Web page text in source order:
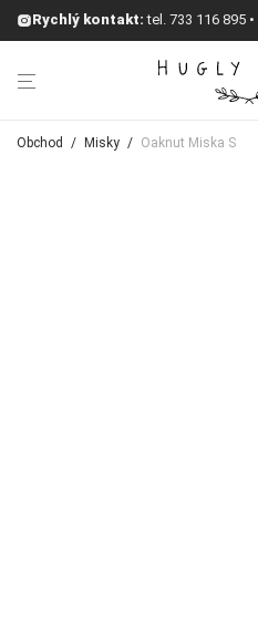
Rychlý kontakt: tel. 733 116 895 •
Obchod / Misky / Oaknut Miska S